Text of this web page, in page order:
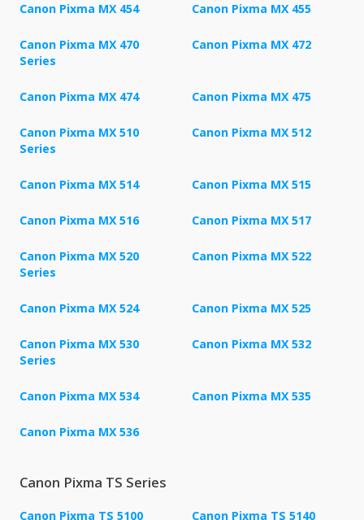
Canon Pixma MX 454 Canon Pixma MX 455
Canon Pixma MX 470
Series
Canon Pixma MX 472
Canon Pixma MX 474 Canon Pixma MX 475
Canon Pixma MX 510
Series
Canon Pixma MX 512
Canon Pixma MX 514 Canon Pixma MX 515
Canon Pixma MX 516 Canon Pixma MX 517
Canon Pixma MX 520
Series
Canon Pixma MX 522
Canon Pixma MX 524 Canon Pixma MX 525
Canon Pixma MX 530
Series
Canon Pixma MX 532
Canon Pixma MX 534 Canon Pixma MX 535
Canon Pixma MX 536
Canon Pixma TS Series
Canon Pixma TS 5100 Canon Pixma TS 5140